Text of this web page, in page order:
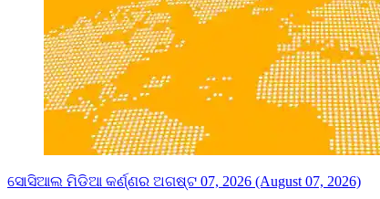
ସୋସିଆଲ ମିଡିଆ କର୍ଣ୍ଣର ଅଗଷ୍ଟ 07, 2026 (August 07, 2026)